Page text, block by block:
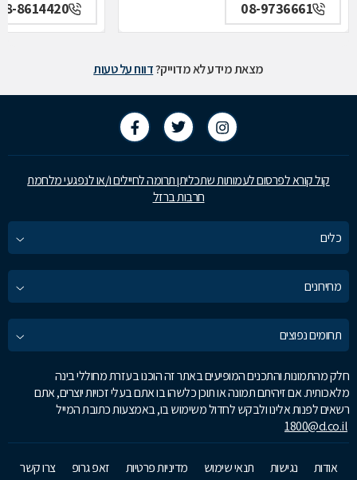
08-9736661
8614420
מצאת מידע לא מדוייק?דווח על טעות
קול קורא לפרסום לעמותות שתכליתן תרומה לחיילים ו/או לנפגעי מלחמת
חרבות ברזל
כלים
מחירונים
תחומים נפוצים
חלק מהתמונות והתכנים המופיעים באתר זה הוכנו בעזרת מחוללי בינה
מלאכותית. אם זיהיתם תמונה או תוכן כלשהו בו אתם בעלי זכויות יוצרים, אתם
רשאים לפנות אלינו ולבקש לחדול משימוש בו, באמצעות כתובת המייל
1800@d.co.il
אודות נגישות תנאי שימוש מדיניות פרטיות זאפ גרופ צרו קשר